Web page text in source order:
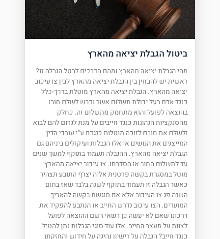
ביטול הגבלת יציאה מהארץ
מהי הגבלת יציאה מהארץ ומהם הדרכים לבטל הגבלה זו?
ראשית יש להבחין בין הגבלת יציאה מהארץ לבין צו עיכוב
יציאה מהארץ. הגבלת יציאה מהארץ מוטלת בדרך-כלל
כנגד אדם בעל יכולת תשלום אשר נדרש לשלם חובו
בהוצאה לפועל והוא מתחמק מתשלום זה. כחלק
מהסנקציות הנהוגות כנגד חייבים על מנת לגרום להם לבוא
ולשלם את חובם לזוכה מוטלות כנגדם ע"י עורכי הדין
המייצגים את הנושים אי אלו הגבלות ועיקולים ביניהם גם
הגבלת יציאה מהארץ. ההגבלה תעמוד בתוקף למשך שנים
עד לתשלום החוב או הסדרתו. צו עיכוב יציאה מהארץ
מוטל במסגרת בקשה פרטנית אליה יצרף התובע תצהיר
כאשר הגבלה זו תעמוד בתוקף לשנה בלבד שאז בתום
השנה פג צו העיכוב אלא אם מוגשת בקשה להאריך
המועדים. הצו עיכוב נדרש החייב או הנתבע להפקיד את
דרכונו שאם לא יעשה כן רשאי רשם ההוצאה לפועל
לצוות על מעצר החייב. אלו עוד סוגי הגבלות נתן להטיל
כנגד חייב? הגבלה על רישיון נהיגה על חידוש והחזקתו.